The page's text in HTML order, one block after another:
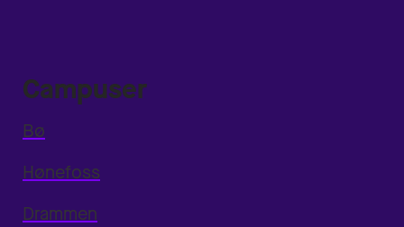
Campuser
Bø
Hønefoss
Drammen